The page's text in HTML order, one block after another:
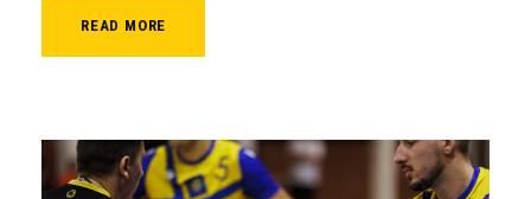
READ MORE